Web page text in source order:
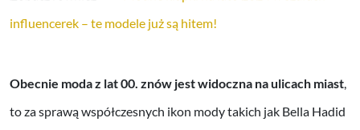
influencerek – te modele już są hitem!
Obecnie moda z lat 00. znów jest widoczna na ulicach miast
to za sprawą współczesnych ikon mody takich jak Bella Hadid